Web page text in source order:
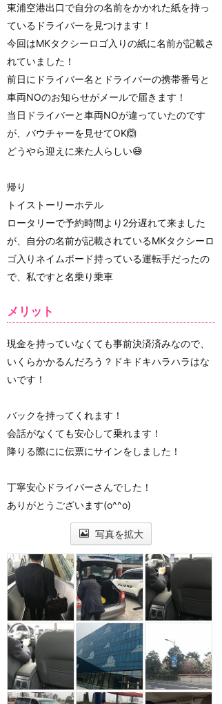
東浦空港出口で自分の名前をかかれた紙を持っ
ているドライバーを見つけます！
今回はMKタクシーロゴ入りの紙に名前が記載さ
れていました！
前日にドライバー名とドライバーの携帯番号と
車両NOのお知らせがメールで届きます！
当日ドライバーと車両NOが違っていたのです
が、バウチャーを見せてOK🙆
どうやら迎えに来た人らしい😅
帰り
トイストーリーホテル
ロータリーで予約時間より2分遅れて来ました
が、自分の名前が記載されているMKタクシーロ
ゴ入りネイムボード持っている運転手だったの
で、私ですと名乗り乗車
メリット
現金を持っていなくても事前決済済みなので、
いくらかかるんだろう？ドキドキハラハラはな
いです！
バックを持ってくれます！
会話がなくても安心して乗れます！
降りる際にに伝票にサインをしました！
丁寧安心ドライバーさんでした！
ありがとうございます(o^^o)
写真を拡大